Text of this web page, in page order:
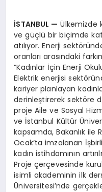
İSTANBUL — Ülkemizde
ve güçlü bir biçimde
atılıyor. Enerji
oranları arasındaki
“Kadınlar İçin Enerji
Elektrik enerjisi
kariyer planlayan
derinleştirerek sektöre
proje Aile ve Sosyal
ve İstanbul Kültür
kapsamda, Bakanlık ile
Ocak’ta imzalanan
kadın istihdamının
Proje çerçevesinde
isimli akademinin ilk
Üniversitesi’nde